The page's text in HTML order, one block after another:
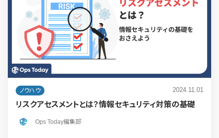
ノウハウ 2024.11.01
リスクアセスメントとは？情報セキュリティ対策の基礎
Ops Today編集部